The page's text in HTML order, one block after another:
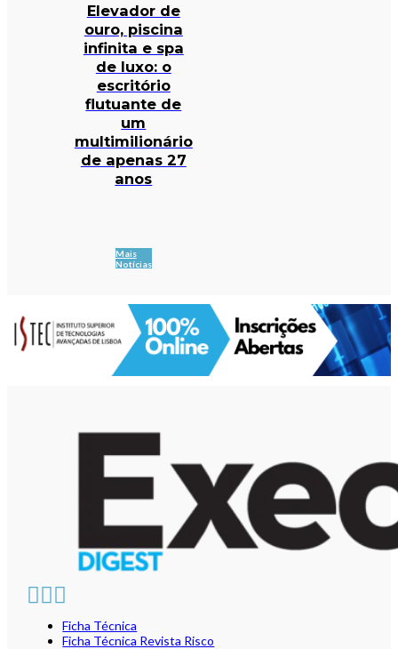
Elevador de
ouro, piscina
infinita e spa
de luxo: o
escritório
flutuante de
um
multimilionário
de apenas 27
anos
Mais
Notícias
Ficha Técnica
Ficha Técnica Revista Risco